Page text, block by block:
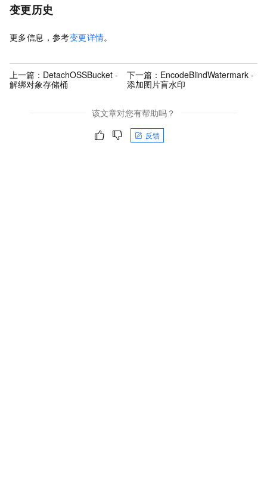
变更历史
更多信息，参考变更详情。
上一篇： DetachOSSBucket -
解绑对象存储桶
下一篇： EncodeBlindWatermark -
添加图片盲水印
该文章对您有帮助吗？
反馈